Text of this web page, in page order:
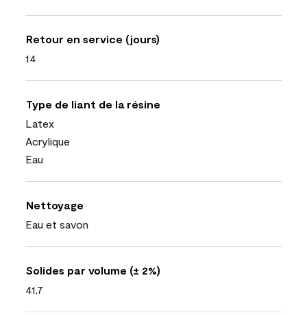
Retour en service (jours)
14
Type de liant de la résine
Latex
Acrylique
Eau
Nettoyage
Eau et savon
Solides par volume (± 2%)
41,7